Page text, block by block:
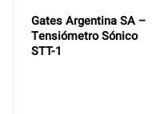
Gates Argentina SA –
Tensiómetro Sónico
STT-1